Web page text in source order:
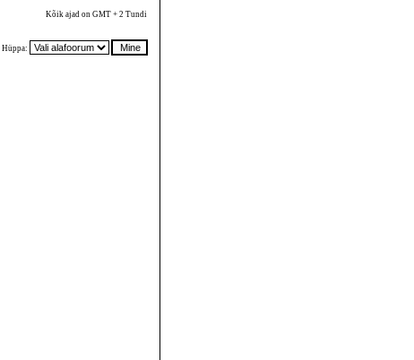
Kõik ajad on GMT + 2 Tundi
Hüppa: